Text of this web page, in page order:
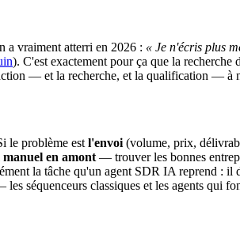
a vraiment atterri en 2026 : « Je n'écris plus
). C'est exactement pour ça que la
— et la recherche, et la qualification — à
le problème est l'envoi (volume, prix,
en amont — trouver les bonnes
la tâche qu'un agent SDR IA reprend : il
séquenceurs classiques et les agents qui